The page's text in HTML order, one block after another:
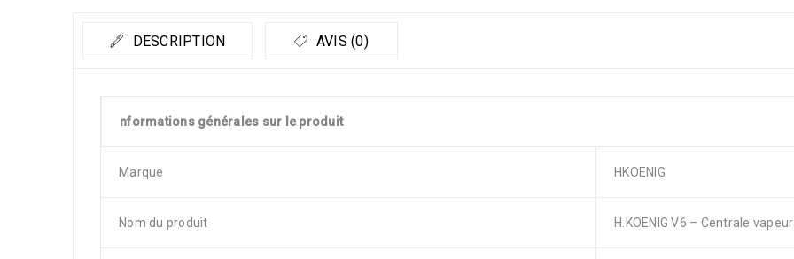
DESCRIPTION AVIS (0)
nformations générales sur le produit
Marque HKOENIG
Nom du produit H.KOENIG V6 – Centrale